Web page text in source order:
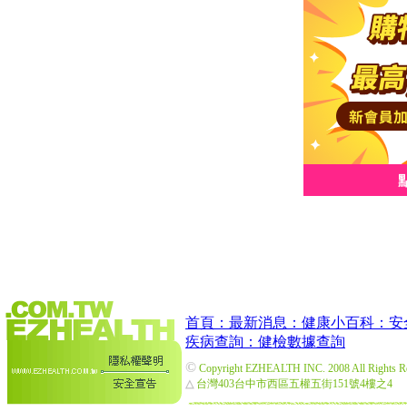
首頁： 最新消息： 健康小百科： 安
疾病查詢： 健檢數據查詢
© Copyright EZHEALTH INC. 2008 All Rights
△ 台灣403台中市西區五權五街151號4樓之4